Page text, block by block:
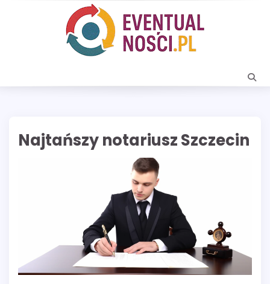
Najtańszy notariusz Szczecin